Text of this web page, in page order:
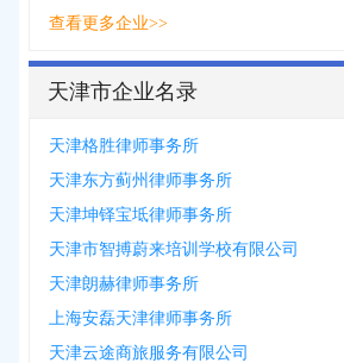
查看更多企业>>
天津市企业名录
天津格胜律师事务所
天津东方蓟州律师事务所
天津坤铎宝坻律师事务所
天津市智搏蔚来培训学校有限公司
天津朗赫律师事务所
上海安磊天津律师事务所
天津云途商旅服务有限公司